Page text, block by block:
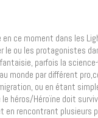
ce moment dans les
le ou les protagonistes
parfois la
monde par différent
ou en étant
héros/Héroïne doit
en rencontrant plusieurs